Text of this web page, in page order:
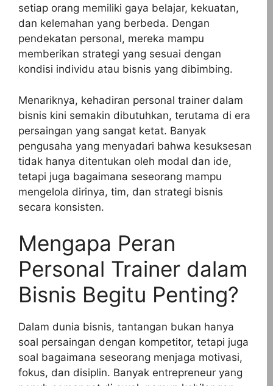
setiap orang memiliki gaya belajar, kekuatan,
dan kelemahan yang berbeda. Dengan
pendekatan personal, mereka mampu
memberikan strategi yang sesuai dengan
kondisi individu atau bisnis yang dibimbing.
Menariknya, kehadiran personal trainer dalam
bisnis kini semakin dibutuhkan, terutama di era
persaingan yang sangat ketat. Banyak
pengusaha yang menyadari bahwa kesuksesan
tidak hanya ditentukan oleh modal dan ide,
tetapi juga bagaimana seseorang mampu
mengelola dirinya, tim, dan strategi bisnis
secara konsisten.
Mengapa Peran
Personal Trainer dalam
Bisnis Begitu Penting?
Dalam dunia bisnis, tantangan bukan hanya
soal persaingan dengan kompetitor, tetapi juga
soal bagaimana seseorang menjaga motivasi,
fokus, dan disiplin. Banyak entrepreneur yang